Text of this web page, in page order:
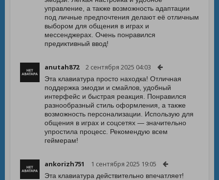
управление, а также возможность адаптации
под личные предпочтения делают её отличным
выбором для общения в играх и
мессенджерах. Очень понравился
предиктивный ввод!
anutah872 2 сентября 2025 04:03
Эта клавиатура просто находка! Отличная
поддержка эмодзи и смайлов, удобный
интерфейс и быстрая реакция. Понравился
разнообразный стиль оформления, а также
возможность персонализации. Использую для
общения в играх и соцсетях — значительно
упростила процесс. Рекомендую всем
геймерам!
ankorizh751 1 сентября 2025 19:05
Эта клавиатура действительно впечатляет!